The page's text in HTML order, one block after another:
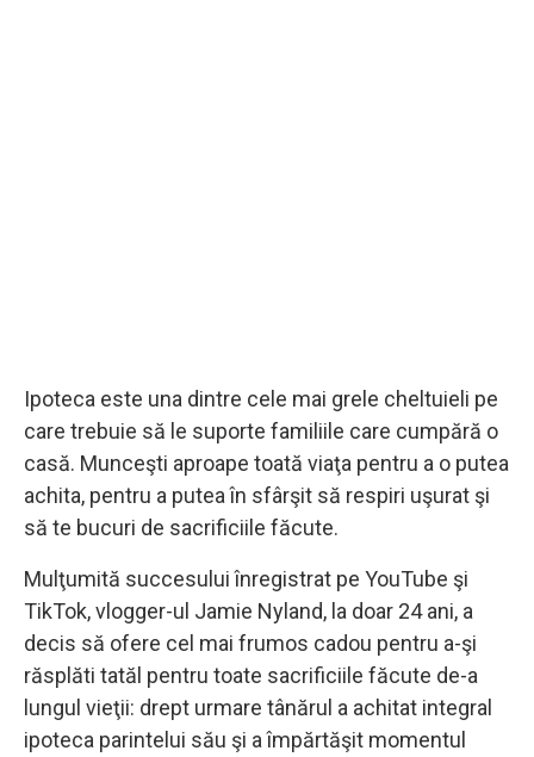
Ipoteca este una dintre cele mai grele cheltuieli pe
care trebuie să le suporte familiile care cumpără o
casă. Munceşti aproape toată viaţa pentru a o putea
achita, pentru a putea în sfârşit să respiri uşurat şi
să te bucuri de sacrificiile făcute.
Mulţumită succesului înregistrat pe YouTube şi
TikTok, vlogger-ul Jamie Nyland, la doar 24 ani, a
decis să ofere cel mai frumos cadou pentru a-şi
răsplăti tatăl pentru toate sacrificiile făcute de-a
lungul vieţii: drept urmare tânărul a achitat integral
ipoteca parintelui său şi a împărtăşit momentul